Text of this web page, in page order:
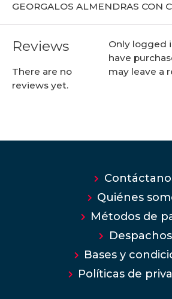
GEORGALOS ALMENDRAS CON
Reviews
There are no
reviews yet.
Only logged
have
may leave a
Quiénes
Métodos de
Despachos
Bases y
Políticas de